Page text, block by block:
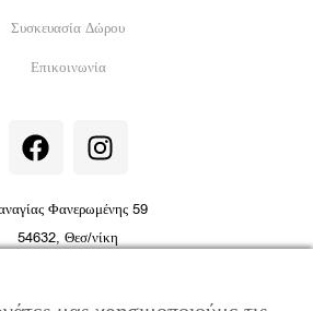
Συσκευασία Δώρου
Επικοινωνία
F
a
e
b
I
n
t
a
Φανερωμένης 59
54632, Θεσ/νίκη